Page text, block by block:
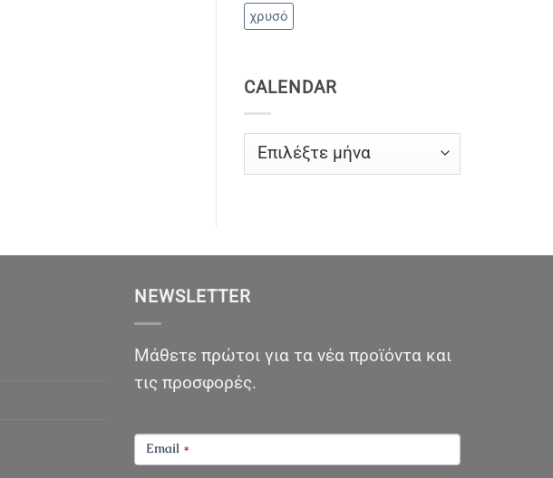
χρυσό
CALENDAR
CALENDAR
NEWSLETTER
Μάθετε πρώτοι για τα νέα προϊόντα και
τις προσφορές.
NEWSLETTER
Email *